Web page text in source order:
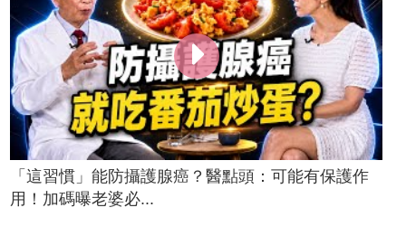
「這習慣」能防攝護腺癌？醫點頭：可能有保護作
用！加碼曝老婆必...